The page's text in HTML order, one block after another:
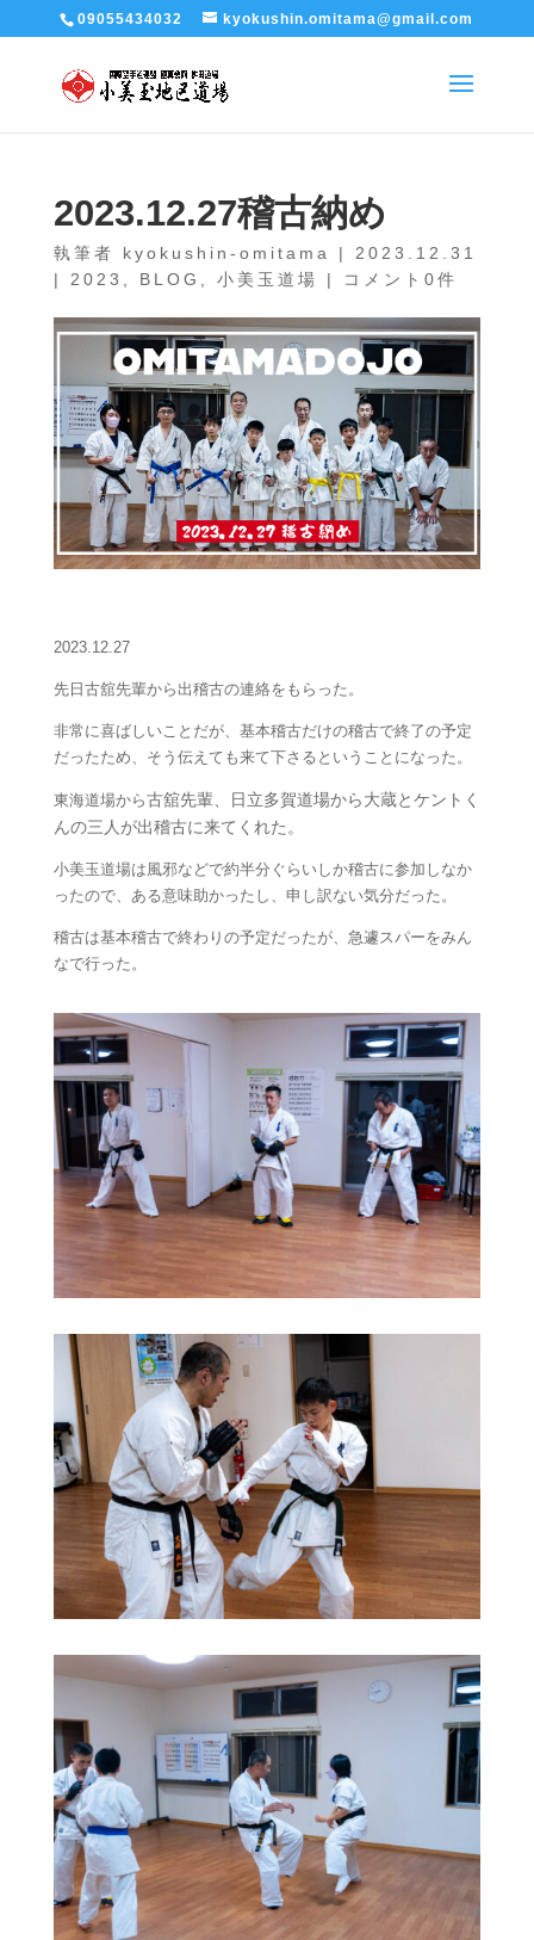
09055434032 kyokushin.omitama@gmail.com
2023.12.27稽古納め
執筆者 kyokushin-omitama | 2023.12.31
| 2023 BLOG 小美玉道場 | コメント0件
2023.12.27
先日古舘先輩から出稽古の連絡をもらった。
非常に喜ばしいことだが、基本稽古だけの稽古で終了の予定
だったため、そう伝えても来て下さるということになった。
東海道場から古舘先輩、
日立多賀道場から大蔵とケントく
んの三人が出稽古に来てくれた。
小美玉道場は風邪などで約半分ぐらいしか稽古に参加しなか
ったので、ある意味助かったし、申し訳ない気分だった。
稽古は基本稽古で終わりの予定だったが、急遽スパーをみん
なで行った。